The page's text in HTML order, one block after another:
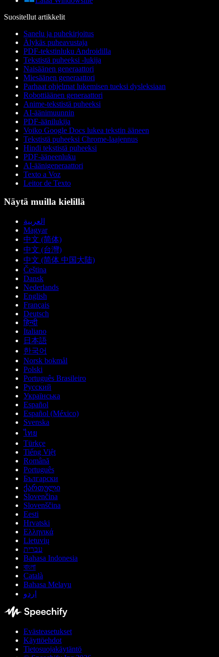
Suositellut artikkelit
Sanelu ja puhekirjoitus
Älykäs puheavustaja
PDF-tekstinluku Androidilla
Tekstistä puheeksi -lukija
Naisäänen generaattori
Miesäänen generaattori
Parhaat ohjelmat lukemisen tueksi dysleksiaan
Robottiäänen generaattori
Anime-tekstistä puheeksi
AI-äänimuunnin
PDF-äänilukija
Voiko Google Docs lukea tekstin ääneen
Tekstistä puheeksi Chrome-laajennus
Hindi tekstistä puheeksi
PDF-ääneenluku
AI-äänigeneraattori
Texto a Voz
Leitor de Texto
Näytä muilla kielillä
العربية
Magyar
中文 (简体)
中文 (台灣)
中文 (简体 中国大陆)
Čeština
Dansk
Nederlands
English
Français
Deutsch
हिन्दी
Italiano
日本語
한국어
Norsk bokmål
Polski
Português Brasileiro
Русский
Українська
Español
Español (México)
Svenska
ไทย
Türkçe
Tiếng Việt
Română
Português
Български
ქართული
Slovenčina
Slovenščina
Eesti
Hrvatski
Ελληνικά
Lietuvių
עברית
Bahasa Indonesia
বাংলা
Català
Bahasa Melayu
اردو
Evästeasetukset
Käyttöehdot
Tietosuojakäytäntö